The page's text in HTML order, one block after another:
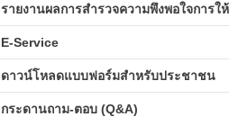
รายงานผลการสำรวจความพึงพอใจการใ
E-Service
ดาวน์โหลดแบบฟอร์มสำหรับประชาชน
กระดานถาม-ตอบ (Q&A)